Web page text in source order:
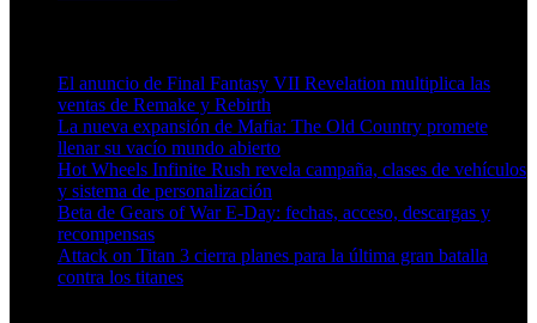
El anuncio de Final Fantasy VII Revelation multiplica las
ventas de Remake y Rebirth
La nueva expansión de Mafia: The Old Country promete
llenar su vacío mundo abierto
Hot Wheels Infinite Rush revela campaña, clases de vehículos
y sistema de personalización
Beta de Gears of War E-Day: fechas, acceso, descargas y
recompensas
Attack on Titan 3 cierra planes para la última gran batalla
contra los titanes